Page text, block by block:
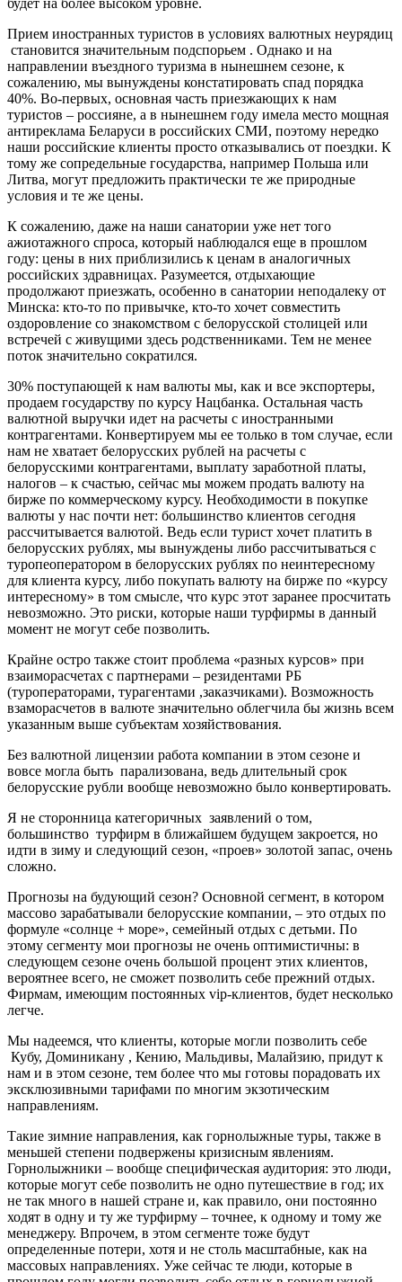
Прием иностранных туристов в условиях валютных неурядиц
становится значительным подспорьем . Однако и на
направлении въездного туризма в нынешнем сезоне, к
сожалению, мы вынуждены констатировать спад порядка
40%. Во-первых, основная часть приезжающих к нам
туристов – россияне, а в нынешнем году имела место мощная
антиреклама Беларуси в российских СМИ, поэтому нередко
наши российские клиенты просто отказывались от поездки. К
тому же сопредельные государства, например Польша или
Литва, могут предложить практически те же природные
условия и те же цены.
К сожалению, даже на наши санатории уже нет того
ажиотажного спроса, который наблюдался еще в прошлом
году: цены в них приблизились к ценам в аналогичных
российских здравницах. Разумеется, отдыхающие
продолжают приезжать, особенно в санатории неподалеку от
Минска: кто-то по привычке, кто-то хочет совместить
оздоровление со знакомством с белорусской столицей или
встречей с живущими здесь родственниками. Тем не менее
поток значительно сократился.
30% поступающей к нам валюты мы, как и все экспортеры,
продаем государству по курсу Нацбанка. Остальная часть
валютной выручки идет на расчеты с иностранными
контрагентами. Конвертируем мы ее только в том случае, если
нам не хватает белорусских рублей на расчеты с
белорусскими контрагентами, выплату заработной платы,
налогов – к счастью, сейчас мы можем продать валюту на
бирже по коммерческому курсу. Необходимости в покупке
валюты у нас почти нет: большинство клиентов сегодня
рассчитывается валютой. Ведь если турист хочет платить в
белорусских рублях, мы вынуждены либо рассчитываться с
туропеоператором в белорусских рублях по неинтересному
для клиента курсу, либо покупать валюту на бирже по «курсу
интересному» в том смысле, что курс этот заранее просчитать
невозможно. Это риски, которые наши турфирмы в данный
момент не могут себе позволить.
Крайне остро также стоит проблема «разных курсов» при
взаиморасчетах с партнерами – резидентами РБ
(туроператорами, турагентами ,заказчиками). Возможность
взаморасчетов в валюте значительно облегчила бы жизнь всем
указанным выше субъектам хозяйствования.
Без валютной лицензии работа компании в этом сезоне и
вовсе могла быть парализована, ведь длительный срок
белорусские рубли вообще невозможно было конвертировать.
Я не сторонница категоричных заявлений о том,
большинство турфирм в ближайшем будущем закроется, но
идти в зиму и следующий сезон, «проев» золотой запас, очень
сложно.
Прогнозы на будующий сезон? Основной сегмент, в котором
массово зарабатывали белорусские компании, – это отдых по
формуле «солнце + море», семейный отдых с детьми. По
этому сегменту мои прогнозы не очень оптимистичны: в
следующем сезоне очень большой процент этих клиентов,
вероятнее всего, не сможет позволить себе прежний отдых.
Фирмам, имеющим постоянных vip-клиентов, будет несколько
легче.
Мы надеемся, что клиенты, которые могли позволить себе
Кубу, Доминикану , Кению, Мальдивы, Малайзию, придут к
нам и в этом сезоне, тем более что мы готовы порадовать их
эксклюзивными тарифами по многим экзотическим
направлениям.
Такие зимние направления, как горнолыжные туры, также в
меньшей степени подвержены кризисным явлениям.
Горнолыжники – вообще специфическая аудитория: это люди,
которые могут себе позволить не одно путешествие в год; их
не так много в нашей стране и, как правило, они постоянно
ходят в одну и ту же турфирму – точнее, к одному и тому же
менеджеру. Впрочем, в этом сегменте тоже будут
определенные потери, хотя и не столь масштабные, как на
массовых направлениях. Уже сейчас те люди, которые в